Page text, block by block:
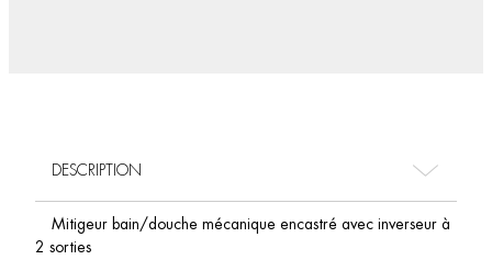
DESCRIPTION
Mitigeur bain/douche mécanique encastré avec inverseur à
2 sorties